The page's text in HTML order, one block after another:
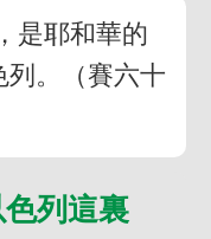
是耶和華的
列。（賽六十
列這裏